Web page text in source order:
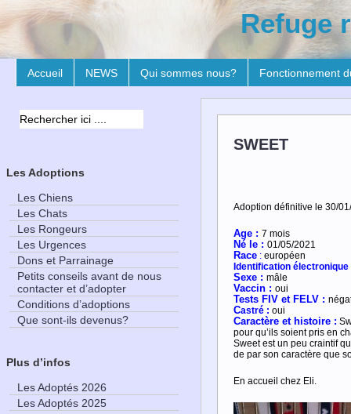
Refuge
Accueil NEWS Qui sommes nous? Fonctionnement
SWEET
Adoption définitive le 30/
Age : 7 mois
Né le : 01/05/2021
Race : européen
Identification électronique
Sexe : mâle
Vaccin : oui
Tests FIV et FELV :
Castré : oui
Caractère et histoire :
pour qu’ils soient pris en
Sweet est un peu craintif
de par son caractère que
En accueil chez Eli.
Les Adoptions
Les Chiens
Les Chats
Les Rongeurs
Les Urgences
Dons et Parrainage
Petits conseils avant de nous
contacter et d’adopter
Conditions d’adoptions
Que sont-ils devenus?
Plus d’infos
Les Adoptés 2026
Les Adoptés 2025